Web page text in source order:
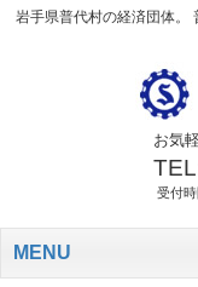
岩手県普代村の経済団体。
お気
受付
MENU